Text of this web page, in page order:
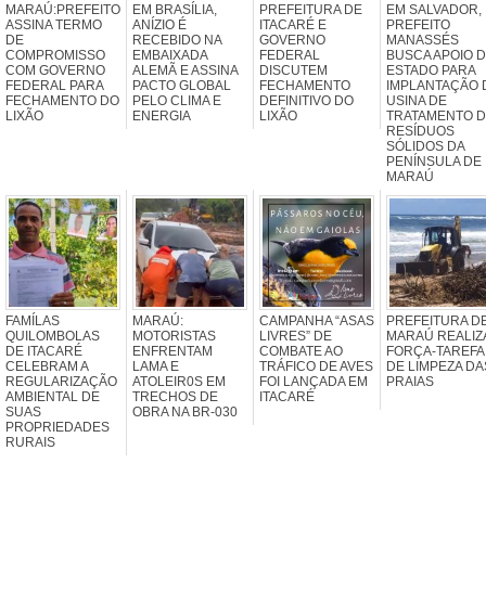
MARAÚ:PREFEITO
ASSINA TERMO
DE
COMPROMISSO
COM GOVERNO
FEDERAL PARA
FECHAMENTO DO
LIXÃO
EM BRASÍLIA,
ANÍZIO É
RECEBIDO NA
EMBAIXADA
ALEMÃ E ASSINA
PACTO GLOBAL
PELO CLIMA E
ENERGIA
PREFEITURA DE
ITACARÉ E
GOVERNO
FEDERAL
DISCUTEM
FECHAMENTO
DEFINITIVO DO
LIXÃO
EM SALVADOR,
PREFEITO
MANASSÉS
BUSCA APOIO
ESTADO PARA
IMPLANTAÇÃO
USINA DE
TRATAMENTO
RESÍDUOS
SÓLIDOS DA
PENÍNSULA DE
MARAÚ
FAMÍLAS
QUILOMBOLAS
DE ITACARÉ
CELEBRAM A
REGULARIZAÇÃO
AMBIENTAL DE
SUAS
PROPRIEDADES
RURAIS
MARAÚ:
MOTORISTAS
ENFRENTAM
LAMA E
ATOLEIR0S EM
TRECHOS DE
OBRA NA BR-030
CAMPANHA “ASAS
LIVRES” DE
COMBATE AO
TRÁFICO DE AVES
FOI LANÇADA EM
ITACARÉ
PREFEITURA
MARAÚ
FORÇA-TAREFA
DE LIMPEZA
PRAIAS